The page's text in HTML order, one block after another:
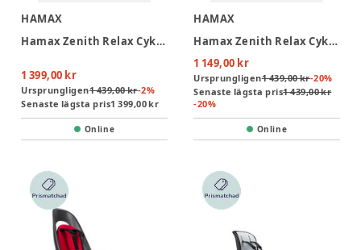
HAMAX
Hamax Zenith Relax Cykelsits - Dark Grey/Red
1 399,00 kr
Ursprungligen1 439,00 kr-2%
Senaste lägsta pris1 399,00 kr
Online
HAMAX
Hamax Zenith Relax Cykelsits - Dark Grey/Black
1 149,00 kr
Ursprungligen1 439,00 kr-20%
Senaste lägsta pris1 439,00 kr
-20%
Online